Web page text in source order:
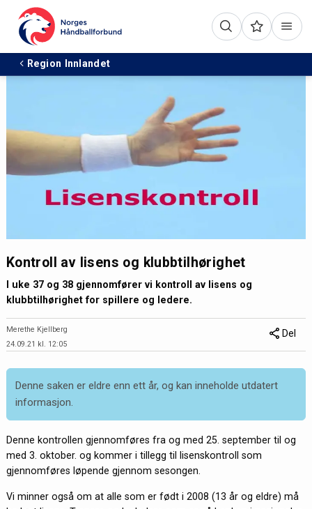
Region Innlandet
Kontroll av lisens og klubbtilhørighet
I uke 37 og 38 gjennomfører vi kontroll av lisens og
klubbtilhørighet for spillere og ledere.
Merethe Kjellberg
24.09.21 kl. 12:05
Del
Denne saken er eldre enn ett år, og kan inneholde utdatert
informasjon.
Denne kontrollen gjennomføres fra og med 25. september til og
med 3. oktober. og kommer i tillegg til lisenskontroll som
gjennomføres løpende gjennom sesongen.
Vi minner også om at alle som er født i 2008 (13 år og eldre) må